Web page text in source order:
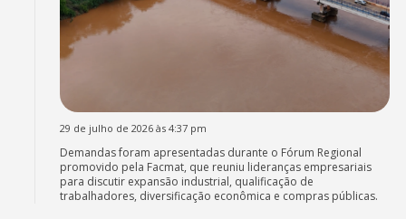
29 de julho de 2026 às 4:37 pm
Demandas foram apresentadas durante o Fórum Regional
promovido pela Facmat, que reuniu lideranças empresariais
para discutir expansão industrial, qualificação de
trabalhadores, diversificação econômica e compras públicas.